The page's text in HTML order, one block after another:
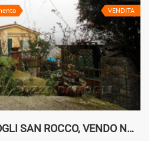
VENDITA
Rif. SE – CAMOGLI SAN ROCCO, VENDO NUDA PROPRIETA’